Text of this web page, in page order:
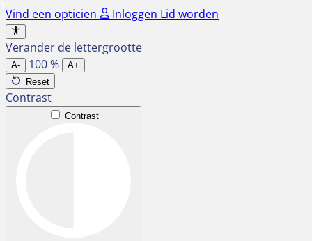
Ga
naar
de
inhoud
Vind een opticien Inloggen Lid worden
Verander de lettergrootte
A- 100%
A+
Reset
Contrast
Contrast